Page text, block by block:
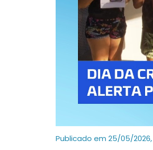
Publicado em 25/05/